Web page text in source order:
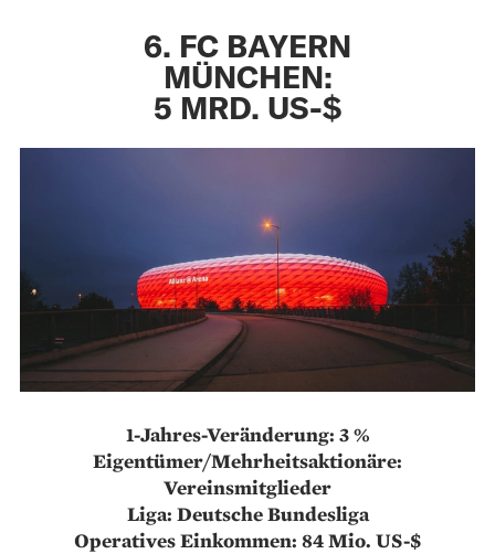
6. FC BAYERN
MÜNCHEN:
5 MRD. US-$
1-Jahres-Veränderung: 3 %
Eigentümer/Mehrheitsaktionäre:
Vereinsmitglieder
Liga: Deutsche Bundesliga
Operatives Einkommen: 84 Mio. US-$